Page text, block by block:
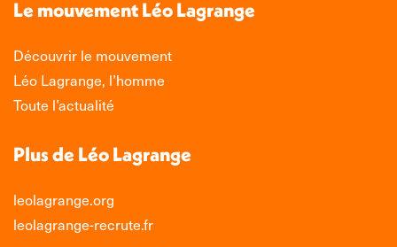
fenêtrefenêtrefenêtrefenêtre
Le mouvement Léo Lagrange
Découvrir le mouvement
Léo Lagrange, l’homme
Toute l’actualité
Plus de Léo Lagrange
leolagrange.org
leolagrange-recrute.fr